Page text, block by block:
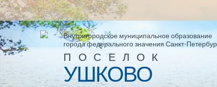
Внутригородское муниципальное образование
города федерального значения Санкт-
ПОСЕЛОК
УШКОВО